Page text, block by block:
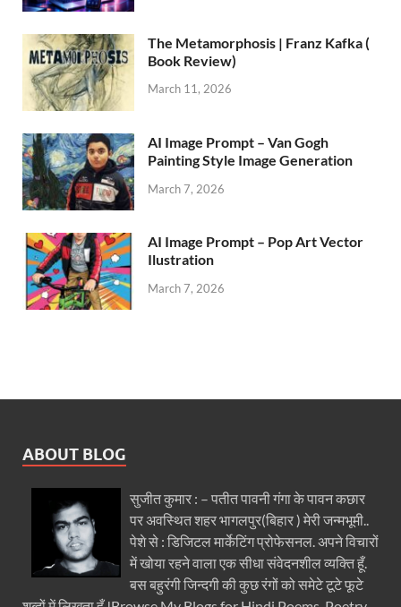
The Metamorphosis | Franz Kafka (
Book Review)
March 11, 2026
AI Image Prompt – Van Gogh
Painting Style Image Generation
March 7, 2026
AI Image Prompt – Pop Art Vector
Ilustration
March 7, 2026
ABOUT BLOG
सुजीत कुमार : – पतीत पावनी गंगा के पावन कछार
पर अवस्थित शहर भागलपुर(बिहार ) मेरी जन्मभूमी..
पेशे से : डिजिटल मार्केटिंग प्रोफेसनल. अपने विचारों
में खोया रहने वाला एक सीधा संवेदनशील व्यक्ति हूँ.
बस बहुरंगी जिन्दगी की कुछ रंगों को समेटे टूटे फूटे